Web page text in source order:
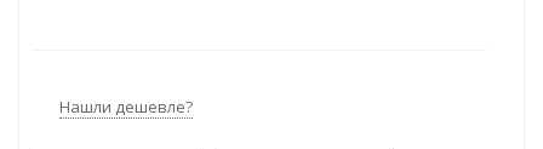
Нашли дешевле?